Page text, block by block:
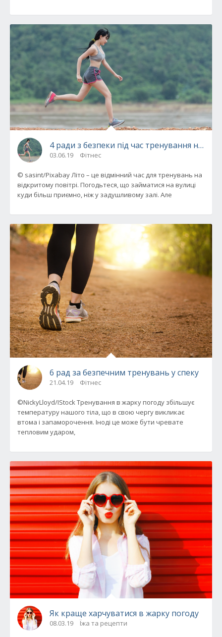
4 ради з безпеки під час тренування на
03.06.19 Фітнес
© sasint/Pixabay Літо – це відмінний час для тренувань на
відкритому повітрі. Погодьтеся, що займатися на вулиці
куди більш приємно, ніж у задушливому залі. Але
6 рад за безпечним тренувань у спеку
21.04.19 Фітнес
©NickyLloyd/IStock Тренування в жарку погоду збільшує
температуру нашого тіла, що в свою чергу викликає
втома і запаморочення. Іноді це може бути чревате
тепловим ударом,
Як краще харчуватися в жарку погоду
08.03.19 Їжа та рецепти